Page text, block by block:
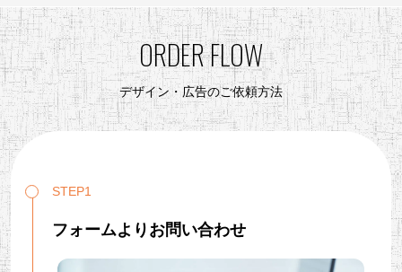
ORDER FLOW
デザイン・広告のご依頼方法
STEP1
フォームよりお問い合わせ